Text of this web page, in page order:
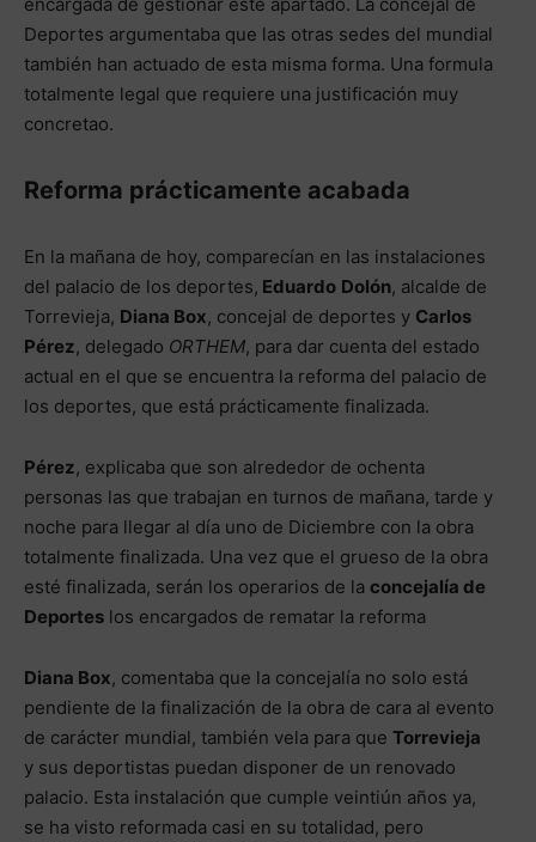
Deportes argumentaba que las otras sedes del mundial
también han actuado de esta misma forma. Una formula
totalmente legal que requiere una justificación muy
concretao.
Reforma prácticamente acabada
En la mañana de hoy, comparecían en las instalaciones
del palacio de los deportes, Eduardo Dolón, alcalde de
Torrevieja, Diana Box, concejal de deportes y Carlos
Pérez, delegado ORTHEM, para dar cuenta del estado
actual en el que se encuentra la reforma del palacio de
los deportes, que está prácticamente finalizada.
Pérez, explicaba que son alrededor de ochenta
personas las que trabajan en turnos de mañana, tarde y
noche para llegar al día uno de Diciembre con la obra
totalmente finalizada. Una vez que el grueso de la obra
esté finalizada, serán los operarios de la concejalía de
Deportes los encargados de rematar la reforma
Diana Box, comentaba que la concejalía no solo está
pendiente de la finalización de la obra de cara al evento
de carácter mundial, también vela para que Torrevieja
y sus deportistas puedan disponer de un renovado
palacio. Esta instalación que cumple veintiún años ya,
se ha visto reformada casi en su totalidad, pero